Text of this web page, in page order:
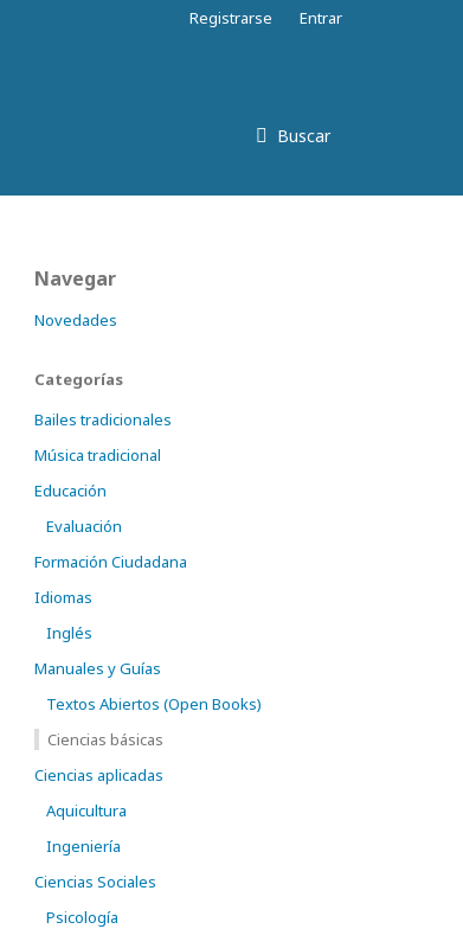
Buscar
Registrarse Entrar
Navegar
Novedades
Categorías
Bailes tradicionales
Música tradicional
Educación
Evaluación
Formación Ciudadana
Idiomas
Inglés
Manuales y Guías
Textos Abiertos (Open Books)
Ciencias básicas
Ciencias aplicadas
Aquicultura
Ingeniería
Ciencias Sociales
Psicología